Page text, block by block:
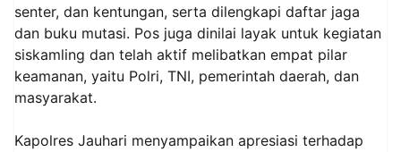
senter, dan kentungan, serta dilengkapi daftar jaga
dan buku mutasi. Pos juga dinilai layak untuk kegiatan
siskamling dan telah aktif melibatkan empat pilar
keamanan, yaitu Polri, TNI, pemerintah daerah, dan
masyarakat.
Kapolres Jauhari menyampaikan apresiasi terhadap